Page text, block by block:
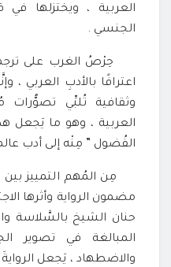
العربية ، ويختزلها
الجنسي .
حِرْصُ الغرب على
اعترافًا بالأدبِ العربي ،
وثقافية تُلبِّي تصوُّرات
العربية ، وهو ما يَجعل
الفُضول ” مِنْه إلى أدب
مِن المُهم التمييز بين
مضمون الرواية وأثرها
حنان الشيخ بالسَّلاسة
المبالغة في تصوير
والاضطهاد ، يَجعل